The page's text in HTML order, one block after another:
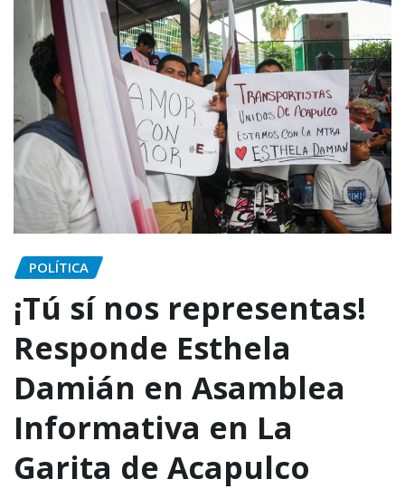
POLÍTICA
¡Tú sí nos representas!
Responde Esthela
Damián en Asamblea
Informativa en La
Garita de Acapulco